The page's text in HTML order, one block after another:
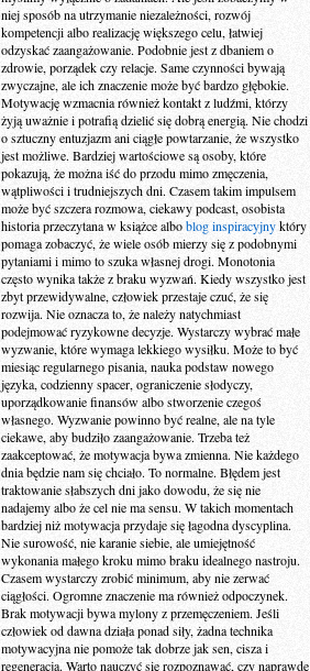
niej sposób na utrzymanie niezależności, rozwój
kompetencji albo realizację większego celu, łatwiej
odzyskać zaangażowanie. Podobnie jest z dbaniem o
zdrowie, porządek czy relacje. Same czynności bywają
zwyczajne, ale ich znaczenie może być bardzo głębokie.
Motywację wzmacnia również kontakt z ludźmi, którzy
żyją uważnie i potrafią dzielić się dobrą energią. Nie chodzi
o sztuczny entuzjazm ani ciągłe powtarzanie, że wszystko
jest możliwe. Bardziej wartościowe są osoby, które
pokazują, że można iść do przodu mimo zmęczenia,
wątpliwości i trudniejszych dni. Czasem takim impulsem
może być szczera rozmowa, ciekawy podcast, osobista
historia przeczytana w książce alboblog inspiracyjnyktóry
pomaga zobaczyć, że wiele osób mierzy się z podobnymi
pytaniami i mimo to szuka własnej drogi. Monotonia
często wynika także z braku wyzwań. Kiedy wszystko jest
zbyt przewidywalne, człowiek przestaje czuć, że się
rozwija. Nie oznacza to, że należy natychmiast
podejmować ryzykowne decyzje. Wystarczy wybrać małe
wyzwanie, które wymaga lekkiego wysiłku. Może to być
miesiąc regularnego pisania, nauka podstaw nowego
języka, codzienny spacer, ograniczenie słodyczy,
uporządkowanie finansów albo stworzenie czegoś
własnego. Wyzwanie powinno być realne, ale na tyle
ciekawe, aby budziło zaangażowanie. Trzeba też
zaakceptować, że motywacja bywa zmienna. Nie każdego
dnia będzie nam się chciało. To normalne. Błędem jest
traktowanie słabszych dni jako dowodu, że się nie
nadajemy albo że cel nie ma sensu. W takich momentach
bardziej niż motywacja przydaje się łagodna dyscyplina.
Nie surowość, nie karanie siebie, ale umiejętność
wykonania małego kroku mimo braku idealnego nastroju.
Czasem wystarczy zrobić minimum, aby nie zerwać
ciągłości. Ogromne znaczenie ma również odpoczynek.
Brak motywacji bywa mylony z przemęczeniem. Jeśli
człowiek od dawna działa ponad siły, żadna technika
motywacyjna nie pomoże tak dobrze jak sen, cisza i
regeneracja. Warto nauczyć się rozpoznawać, czy naprawdę